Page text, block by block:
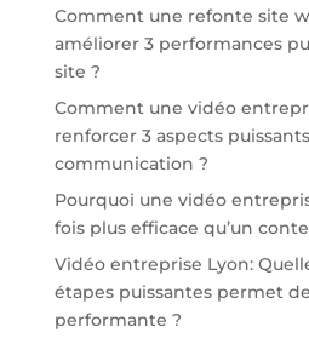
Comment une refonte site
améliorer 3 performances
site ?
Comment une vidéo
renforcer 3 aspects
communication ?
Pourquoi une vidéo
fois plus efficace qu’un
Vidéo entreprise Lyon:
étapes puissantes permet
performante ?